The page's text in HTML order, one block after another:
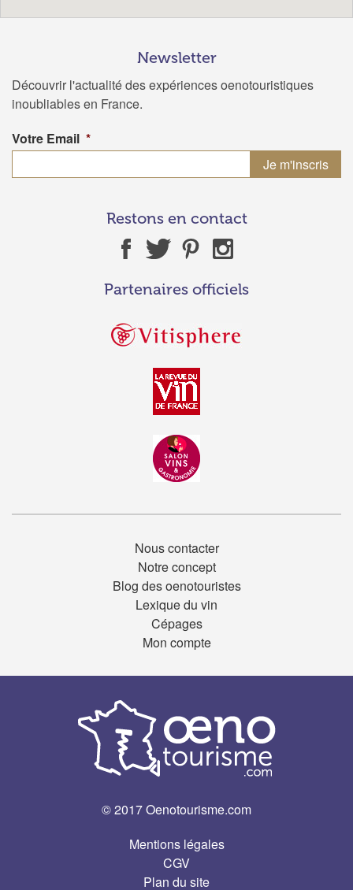
Newsletter
Découvrir l'actualité des expériences oenotouristiques
inoubliables en France.
Votre Email *
Restons en contact
Partenaires officiels
Nous contacter
Notre concept
Blog des oenotouristes
Lexique du vin
Cépages
Mon compte
© 2017 Oenotourisme.com
Mentions légales
CGV
Plan du site